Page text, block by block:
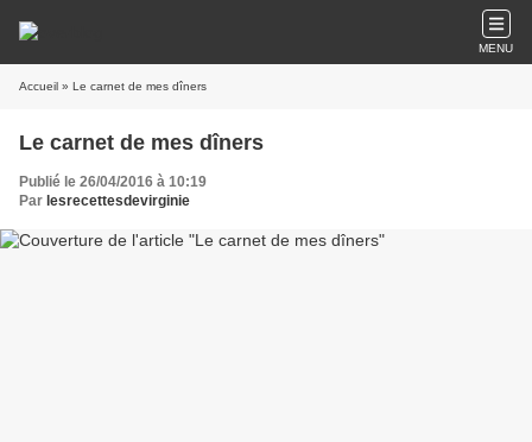
MENU
Accueil » Le carnet de mes dîners
Le carnet de mes dîners
Publié le 26/04/2016 à 10:19
Par lesrecettesdevirginie